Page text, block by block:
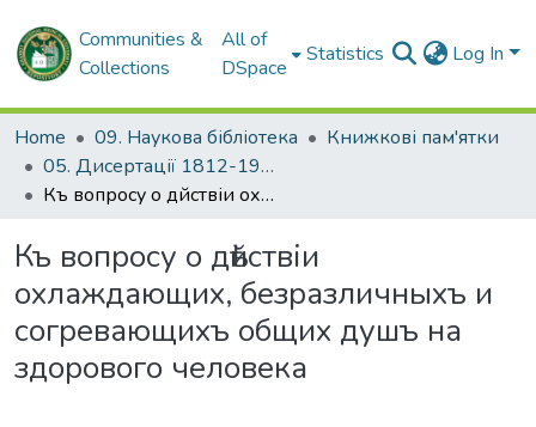
Communities &
Collections
All of
DSpace
Statistics Log In
Home 09. Наукова бібліотека
Книжкові пам'ятки
05. Дисертації 1812-1926 рр.
Къ вопросу о дѣйствіи охлаждающих, безразличныхъ и согревающихъ общих душъ на здорового человека
Къ вопросу о дѣйствіи
охлаждающих, безразличныхъ и
согревающихъ общих душъ на
здорового человека